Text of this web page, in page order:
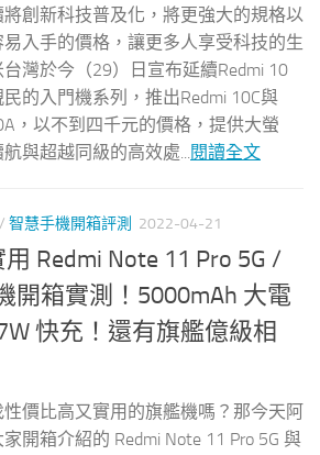
創新科技普及化，將更強大的規格以
入手的價格，讓更多人享受科技的生
灣於今（29）日宣布延續Redmi 10
的入門機系列，推出Redmi 10C與
，以不到四千元的價格，提供大螢
與超越同級的高效處...閱讀全文
/ 智慧手機開箱評測 2022-04-21
Redmi Note 11 Pro 5G /
開箱實測！5000mAh 大電
快充！還有旗艦億級相
價比高又實用的旗艦機嗎？那今天阿
開箱介紹的 Redmi Note 11 Pro 5G 與